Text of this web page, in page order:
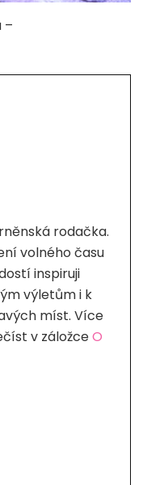
–
rodačka.
volného času
inspiruji
výletům i k
míst. Více
v záložceO